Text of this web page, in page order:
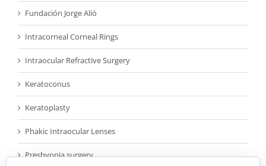
Fundación Jorge Alió
Intracorneal Corneal Rings
Intraocular Refractive Surgery
Keratoconus
Keratoplasty
Phakic Intraocular Lenses
Presbyopia surgery